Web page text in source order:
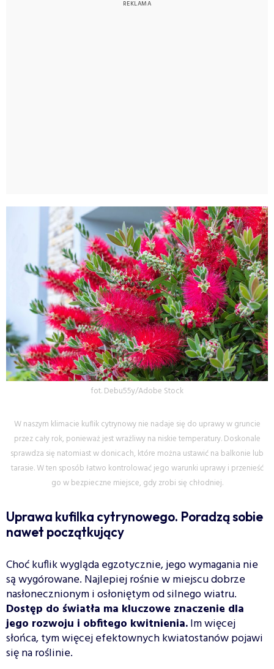
fot. Debu55y/Adobe Stock
W naszym klimacie kuflik cytrynowy nie nadaje się do uprawy w gruncie
przez cały rok, ponieważ jest wrażliwy na niskie temperatury. Doskonale
sprawdza się natomiast w donicach, które można ustawić na balkonie lub
tarasie. W ten sposób łatwo kontrolować jego warunki uprawy i przenieść
go w bezpieczne miejsce, gdy zrobi się chłodniej.
Uprawa kufilka cytrynowego. Poradzą sobie
nawet początkujący
Choć kuflik wygląda egzotycznie, jego wymagania nie
są wygórowane. Najlepiej rośnie w miejscu dobrze
nasłonecznionym i osłoniętym od silnego wiatru.
Dostęp do światła ma kluczowe znaczenie dla
jego rozwoju i obfitego kwitnienia.Im więcej
słońca, tym więcej efektownych kwiatostanów pojawi
się na roślinie.